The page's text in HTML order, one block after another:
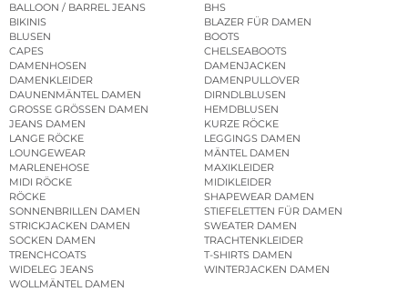
BALLOON / BARREL JEANS
BHS
BIKINIS
BLAZER FÜR DAMEN
BLUSEN
BOOTS
CAPES
CHELSEABOOTS
DAMENHOSEN
DAMENJACKEN
DAMENKLEIDER
DAMENPULLOVER
DAUNENMÄNTEL DAMEN
DIRNDLBLUSEN
GROSSE GRÖSSEN DAMEN
HEMDBLUSEN
JEANS DAMEN
KURZE RÖCKE
LANGE RÖCKE
LEGGINGS DAMEN
LOUNGEWEAR
MÄNTEL DAMEN
MARLENEHOSE
MAXIKLEIDER
MIDI RÖCKE
MIDIKLEIDER
RÖCKE
SHAPEWEAR DAMEN
SONNENBRILLEN DAMEN
STIEFELETTEN FÜR DAMEN
STRICKJACKEN DAMEN
SWEATER DAMEN
SOCKEN DAMEN
TRACHTENKLEIDER
TRENCHCOATS
T-SHIRTS DAMEN
WIDELEG JEANS
WINTERJACKEN DAMEN
WOLLMÄNTEL DAMEN